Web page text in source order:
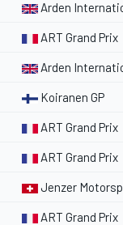
Arden
ART Grand Prix
Arden
Koiranen GP
ART Grand Prix
ART Grand Prix
Jenzer
ART Grand Prix